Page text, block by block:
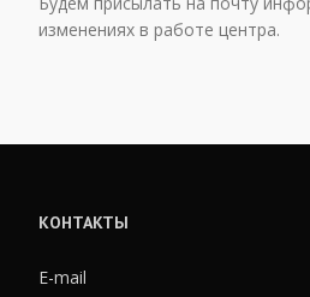
изменениях в работе центра.
КОНТАКТЫ
E-mail